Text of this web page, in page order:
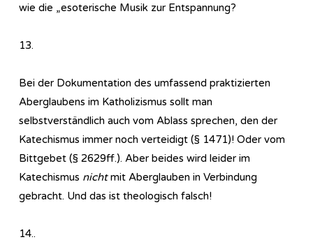
wie die „esoterische Musik zur Entspannung?
13.
Bei der Dokumentation des umfassend praktizierten
Aberglaubens im Katholizismus sollt man
selbstverständlich auch vom Ablass sprechen, den der
Katechismus immer noch verteidigt (§ 1471)! Oder vom
Bittgebet (§ 2629ff.). Aber beides wird leider im
Katechismus nichtmit Aberglauben in Verbindung
gebracht. Und das ist theologisch falsch!
14..